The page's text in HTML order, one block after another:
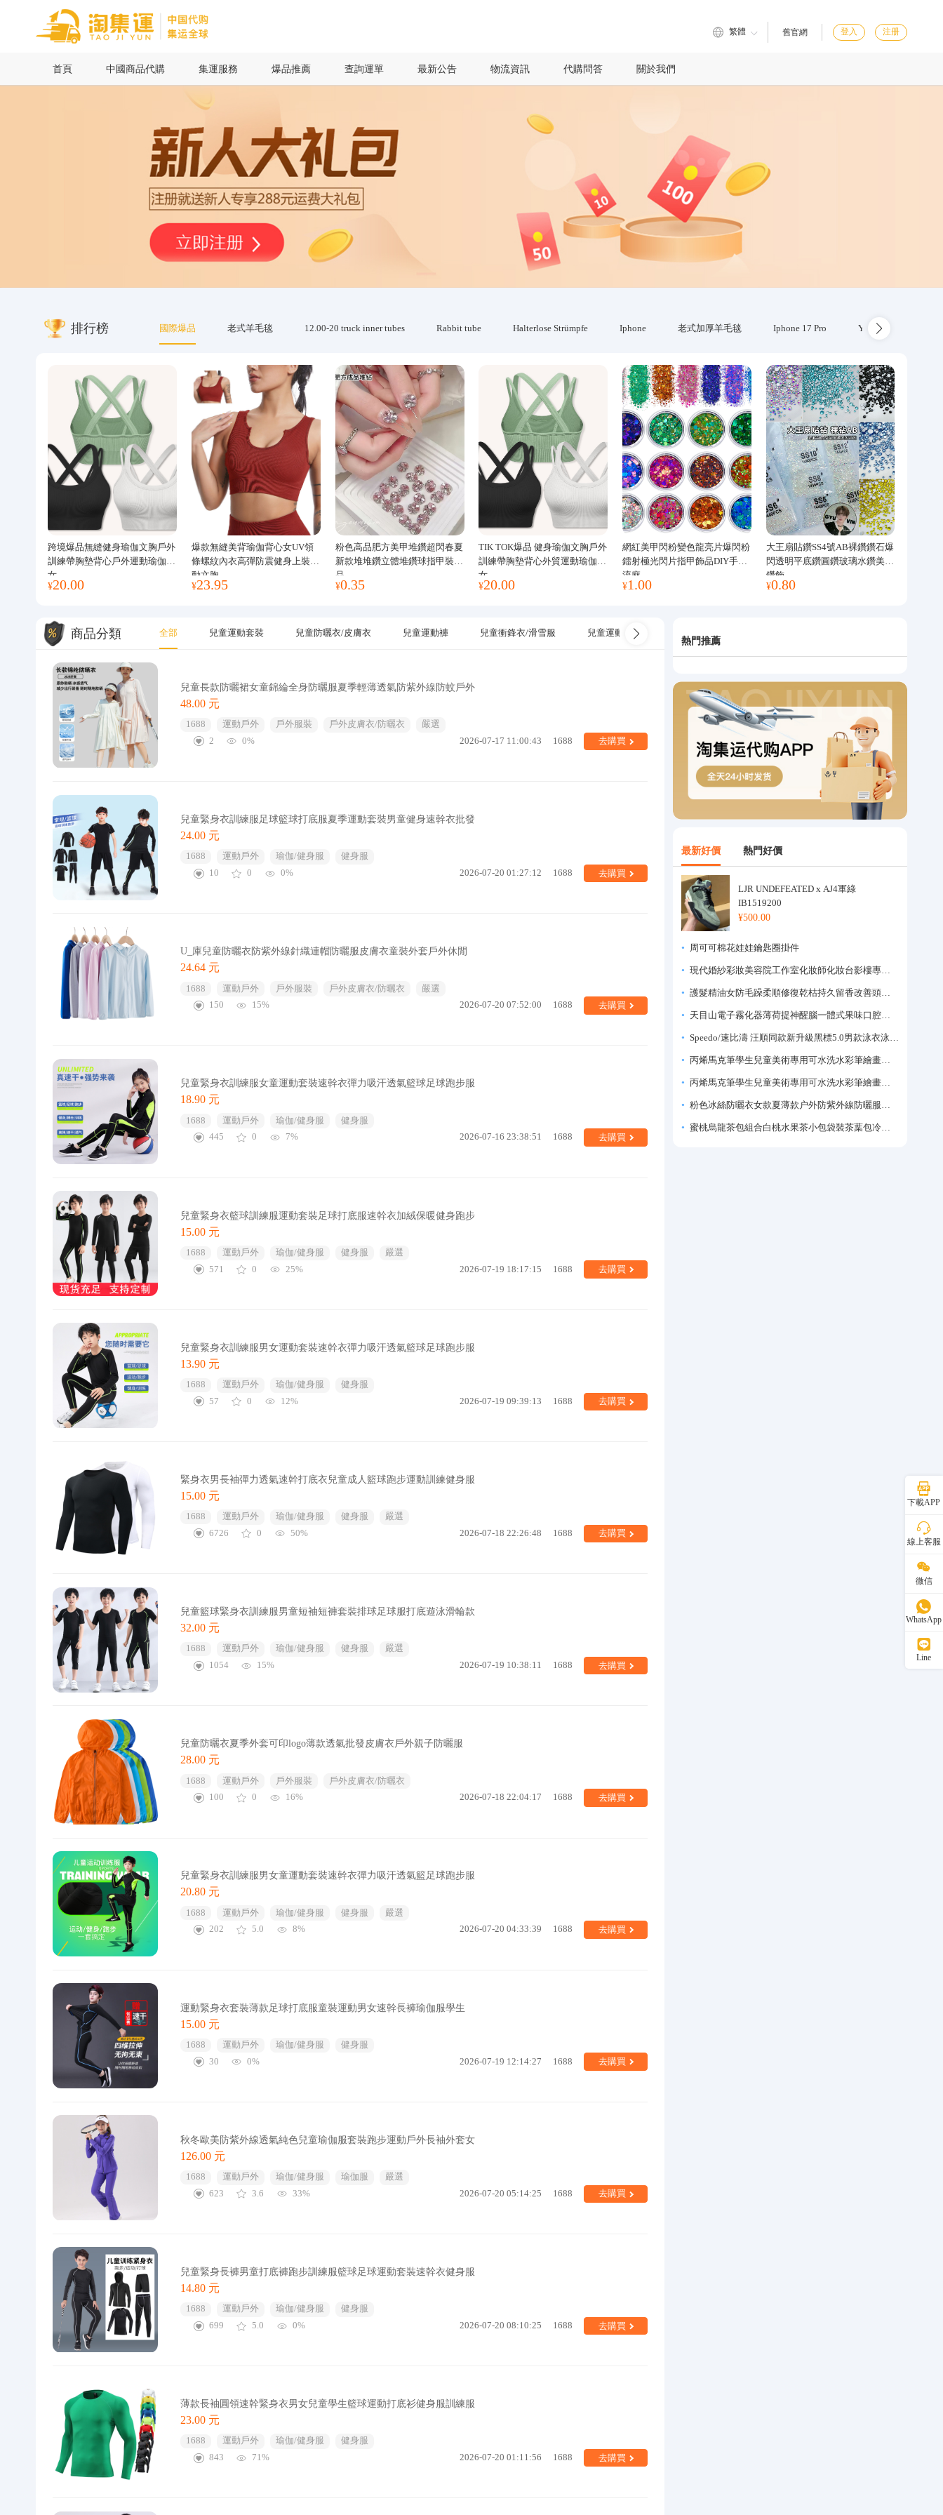
繁體 舊官網 登入 注册
首頁 中國商品代購 集運服務 爆品推薦 查詢運單 最新公告 物流資訊 代購問答 關於我們
排行榜 國際爆品 老式羊毛毯 12.00-20 truck inner tubes Rabbit tube Halterlose Strümpfe Iphone 老式加厚羊毛毯 Iphone 17 Pro Yubikey
跨境爆品無縫健身瑜伽文胸戶外
訓練帶胸墊背心戶外運動瑜伽服
女
¥20.00
爆款無縫美背瑜伽背心女UV領
條螺紋內衣高彈防震健身上裝運
動文胸
¥23.95
粉色高品肥方美甲堆鑽超閃春夏
新款堆堆鑽立體堆鑽球指甲裝飾
品
¥0.35
TIK TOK爆品 健身瑜伽文胸戶外
訓練帶胸墊背心外貿運動瑜伽服
女
¥20.00
網紅美甲閃粉變色龍亮片爆閃粉
鐳射極光閃片指甲飾品DIY手工
流麻
¥1.00
大王扇貼鑽SS4號AB裸鑽鑽石爆
閃透明平底鑽圓鑽玻璃水鑽美甲
鑽飾
¥0.80
商品分類 全部 兒童運動套裝 兒童防曬衣/皮膚衣 兒童運動褲 兒童衝鋒衣/滑雪服 兒童運動衣 兒童其他戶外服
兒童長款防曬裙女童錦綸全身防曬服夏季輕薄透氣防紫外線防蚊戶外
48.00 元
1688 運動戶外 戶外服裝 戶外皮膚衣/防曬衣
嚴選
2
0% 2026-07-17 11:00:43 1688 去購買
兒童緊身衣訓練服足球籃球打底服夏季運動套裝男童健身速幹衣批發
24.00 元
1688 運動戶外 瑜伽/健身服
健身服
10
0 0% 2026-07-20 01:27:12 1688 去購買
U_庫兒童防曬衣防紫外線針織連帽防曬服皮膚衣童裝外套戶外休閒
24.64 元
1688 運動戶外 戶外服裝 戶外皮膚衣/防曬衣
嚴選
150
15% 2026-07-20 07:52:00 1688 去購買
兒童緊身衣訓練服女童運動套裝速幹衣彈力吸汗透氣籃球足球跑步服
18.90 元
1688 運動戶外 瑜伽/健身服
健身服
445
0 7% 2026-07-16 23:38:51 1688 去購買
兒童緊身衣籃球訓練服運動套裝足球打底服速幹衣加絨保暖健身跑步
15.00 元
1688 運動戶外 瑜伽/健身服 健身服
嚴選
571
0 25% 2026-07-19 18:17:15 1688 去購買
兒童緊身衣訓練服男女運動套裝速幹衣彈力吸汗透氣籃球足球跑步服
13.90 元
1688 運動戶外 瑜伽/健身服
健身服
57
0 12% 2026-07-19 09:39:13 1688 去購買
緊身衣男長袖彈力透氣速幹打底衣兒童成人籃球跑步運動訓練健身服
15.00 元
1688 運動戶外 瑜伽/健身服 健身服
嚴選
6726
0 50% 2026-07-18 22:26:48 1688 去購買
兒童籃球緊身衣訓練服男童短袖短褲套裝排球足球服打底遊泳滑輪款
32.00 元
1688 運動戶外 瑜伽/健身服 健身服
嚴選
1054
15% 2026-07-19 10:38:11 1688 去購買
兒童防曬衣夏季外套可印logo薄款透氣批發皮膚衣戶外親子防曬服
28.00 元
1688 運動戶外 戶外服裝
戶外皮膚衣/防曬衣
100
0 16% 2026-07-18 22:04:17 1688 去購買
兒童緊身衣訓練服男女童運動套裝速幹衣彈力吸汗透氣籃足球跑步服
20.80 元
1688 運動戶外 瑜伽/健身服 健身服
嚴選
202
5.0 8% 2026-07-20 04:33:39 1688 去購買
運動緊身衣套裝薄款足球打底服童裝運動男女速幹長褲瑜伽服學生
15.00 元
1688 運動戶外 瑜伽/健身服
健身服
30
0% 2026-07-19 12:14:27 1688 去購買
秋冬歐美防紫外線透氣純色兒童瑜伽服套裝跑步運動戶外長袖外套女
126.00 元
1688 運動戶外 瑜伽/健身服 瑜伽服
嚴選
623
3.6 33% 2026-07-20 05:14:25 1688 去購買
兒童緊身長褲男童打底褲跑步訓練服籃球足球運動套裝速幹衣健身服
14.80 元
1688 運動戶外 瑜伽/健身服
健身服
699
5.0 0% 2026-07-20 08:10:25 1688 去購買
薄款長袖圓領速幹緊身衣男女兒童學生籃球運動打底衫健身服訓練服
23.00 元
1688 運動戶外 瑜伽/健身服
健身服
843
71% 2026-07-20 01:11:56 1688 去購買
熱門推薦
最新好價 熱門好價
LJR UNDEFEATED x AJ4軍綠
IB1519200
¥500.00
周可可棉花娃娃鑰匙圈掛件
現代婚紗彩妝美容院工作室化妝師化妝台影樓專業化妝師專用梳妝台
護髮精油女防毛躁柔順修復乾枯持久留香改善頭髮毛躁柔順劑神器
天目山電子霧化器薄荷提神醒腦一體式果味口腔噴霧吸入式戒煙神器
Speedo/速比濤 汪順同款新升級黑標5.0男款泳衣泳褲溫泉游泳套裝
丙烯馬克筆學生兒童美術專用可水洗水彩筆繪畫彩色塗鴉畫筆不透色可疊色防水手繪diy丙烯顏料筆水性填色筆
丙烯馬克筆學生兒童美術專用可水洗水彩筆繪畫彩色塗鴉畫筆不透色可疊色防水手繪diy丙烯顏料筆水性填色筆
粉色冰絲防曬衣女款夏薄款户外防紫外線防曬服修身緊身短外套上衣
蜜桃烏龍茶包組合白桃水果茶小包袋裝茶葉包冷泡茶泡水喝的東西
下載APP
線上客服
微信
WhatsApp
Line